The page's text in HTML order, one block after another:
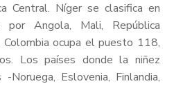
Central. Níger se clasifica en
por Angola, Mali, República
Colombia ocupa el puesto 118,
Los países donde la niñez
Eslovenia, Finlandia,